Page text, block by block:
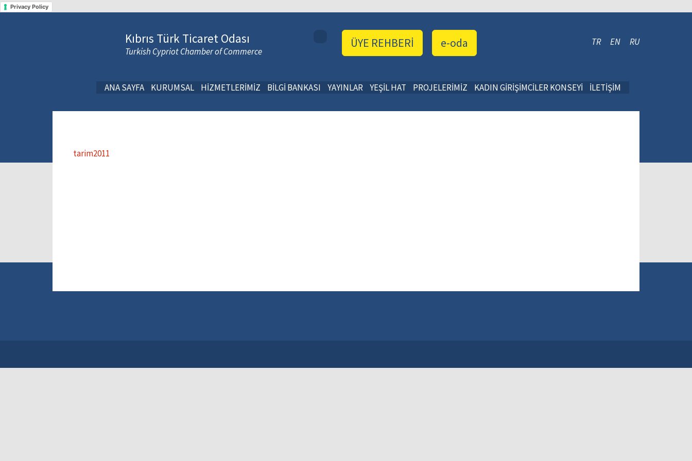
Privacy Policy
Kıbrıs Türk Ticaret Odası
Turkish Cypriot Chamber of Commerce
TR EN RU
e-oda
ÜYE REHBERİ
ANA SAYFA KURUMSAL HİZMETLERİMİZ BİLGİ BANKASI YAYINLAR YEŞİL HAT PROJELERİMİZ KADIN GİRİŞİMCİLER KONSEYİ İLETİŞİM
tarim2011